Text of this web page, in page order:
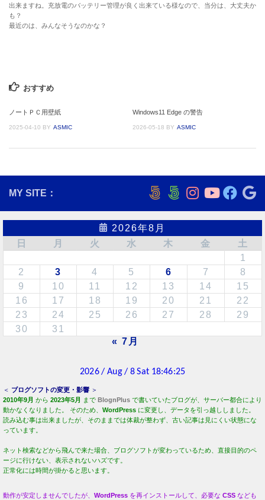
出来ますね。充放電のバッテリー管理が良く出来ている様なので、当分は、大丈夫か
も？
最近のは、みんなそうなのかな？
おすすめ
ノートＰＣ用壁紙
2025-04-10 BY ASMIC
Windows11 Edge の警告
2026-05-18 BY ASMIC
MY SITE：
2026年8月
日
月 火 水 木 金
土
1
2
3 4 5 6 7
8
9
10 11 12 13 14
15
16
17 18 19 20 21
22
23
24 25 26 27 28
29
30
31
« 7月
＜ ブログソフトの変更・影響 ＞
2010年9月 から 2023年5月 まで BlognPlus で書いていたブログが、サーバー都合により
動かなくなりました。 そのため、 WordPress に変更し、データを引っ越ししました。
読み込む事は出来ましたが、そのままでは体裁が整わず、古い記事は見にくい状態にな
っています。
ネット検索などから飛んで来た場合、ブログソフトが変わっているため、直接目的のペ
ージに行けない、表示されないハズです。
正常化には時間が掛かると思います。
動作が安定しませんでしたが、 WordPress を再インストールして、必要な CSS なども